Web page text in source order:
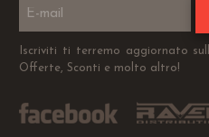
Iscriviti ti terremo aggiornato
Offerte, Sconti e molto altro!